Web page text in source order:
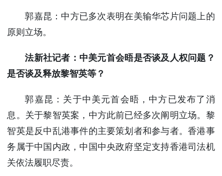
郭嘉昆：中方已多次表明在美输华芯片问题上的
原则立场。
法新社记者：中美元首会晤是否谈及人权问题？
是否谈及释放黎智英等？
郭嘉昆：关于中美元首会晤，中方已发布了消
息。关于黎智英案，中方此前已经多次阐明立场。黎
智英是反中乱港事件的主要策划者和参与者。香港事
务属于中国内政，中国中央政府坚定支持香港司法机
关依法履职尽责。